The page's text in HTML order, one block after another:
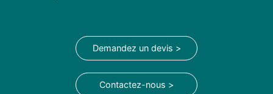
Demandez un devis >
Contactez-nous >